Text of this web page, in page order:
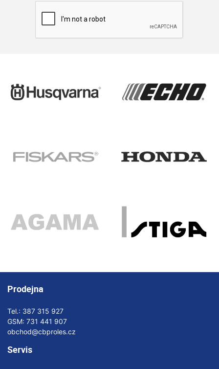
Prodejna
Tel.: 387 315 927
GSM: 731 441 907
obchod@cbproles.cz
Servis